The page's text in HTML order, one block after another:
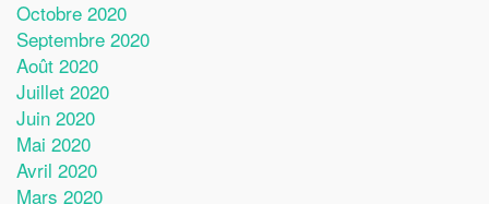
Octobre 2020
Septembre 2020
Août 2020
Juillet 2020
Juin 2020
Mai 2020
Avril 2020
Mars 2020